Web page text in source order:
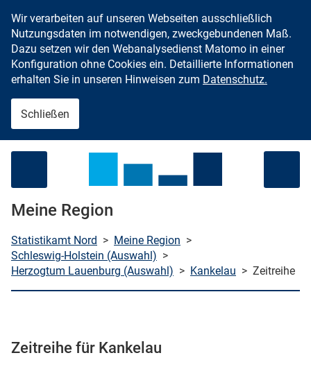
Zum Inhalt springen
Wir verarbeiten auf unseren Webseiten ausschließlich
Nutzungsdaten im notwendigen, zweckgebundenen Maß.
Dazu setzen wir den Webanalysedienst Matomo in einer
Konfiguration ohne Cookies ein. Detaillierte Informationen
erhalten Sie in unseren Hinweisen zum Datenschutz.
Schließen
Meine Region
Statistikamt Nord > Meine Region >
Schleswig-Holstein (Auswahl) >
Herzogtum Lauenburg (Auswahl) > Kankelau > Zeitreihe
Zeitreihe für Kankelau